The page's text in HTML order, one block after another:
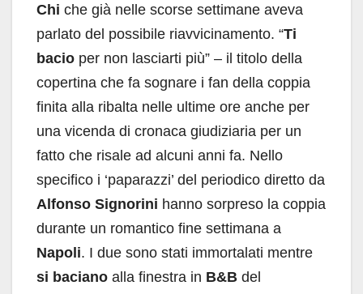
Chi che già nelle scorse settimane aveva
parlato del possibile riavvicinamento. “Ti
bacio per non lasciarti più” – il titolo della
copertina che fa sognare i fan della coppia
finita alla ribalta nelle ultime ore anche per
una vicenda di cronaca giudiziaria per un
fatto che risale ad alcuni anni fa. Nello
specifico i ‘paparazzi’ del periodico diretto da
Alfonso Signorini hanno sorpreso la coppia
durante un romantico fine settimana a
Napoli. I due sono stati immortalati mentre
si baciano alla finestra in B&B del